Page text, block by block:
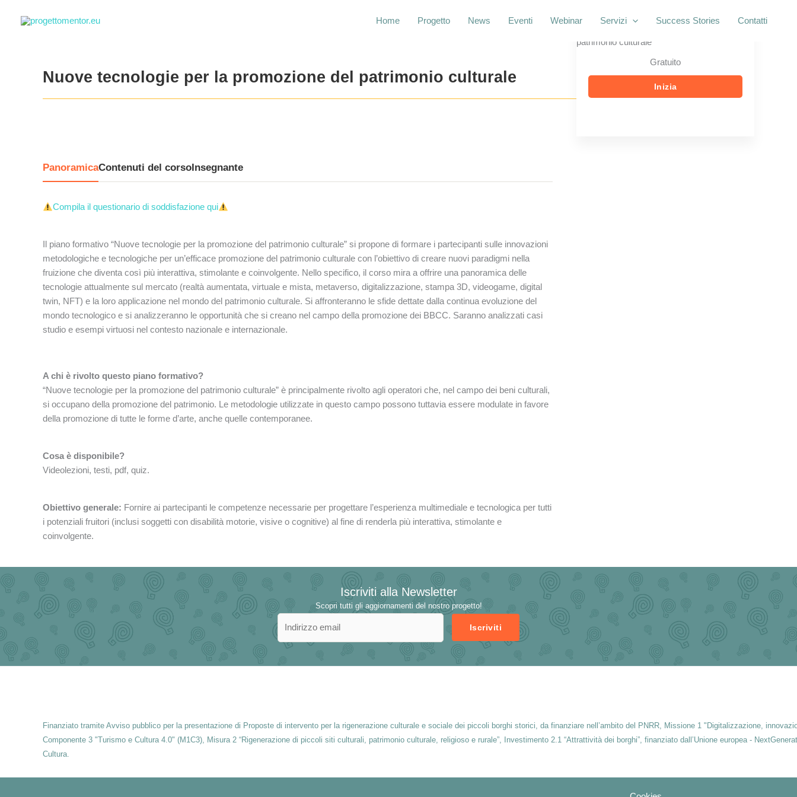
Home Progetto News Eventi Webinar Servizi Success Stories Contatti
Nuove tecnologie per la promozione del patrimonio culturale
PanoramicaContenuti del corsoInsegnante
Compila il questionario di soddisfazione qui
Il piano formativo “Nuove tecnologie per la promozione del patrimonio culturale” si propone di formare i partecipanti sulle innovazioni
metodologiche e tecnologiche per un’efficace promozione del patrimonio culturale con l’obiettivo di creare nuovi paradigmi nella
fruizione che diventa così più interattiva, stimolante e coinvolgente. Nello specifico, il corso mira a offrire una panoramica delle
tecnologie attualmente sul mercato (realtà aumentata, virtuale e mista, metaverso, digitalizzazione, stampa 3D, videogame, digital
twin, NFT) e la loro applicazione nel mondo del patrimonio culturale. Si affronteranno le sfide dettate dalla continua evoluzione del
mondo tecnologico e si analizzeranno le opportunità che si creano nel campo della promozione dei BBCC. Saranno analizzati casi
studio e esempi virtuosi nel contesto nazionale e internazionale.
A chi è rivolto questo piano formativo?
“Nuove tecnologie per la promozione del patrimonio culturale” è principalmente rivolto agli operatori che, nel campo dei beni culturali,
si occupano della promozione del patrimonio. Le metodologie utilizzate in questo campo possono tuttavia essere modulate in favore
della promozione di tutte le forme d’arte, anche quelle contemporanee.
Cosa è disponibile?
Videolezioni, testi, pdf, quiz.
Obiettivo generale: Fornire ai partecipanti le competenze necessarie per progettare l’esperienza multimediale e tecnologica per tutti
i potenziali fruitori (inclusi soggetti con disabilità motorie, visive o cognitive) al fine di renderla più interattiva, stimolante e
coinvolgente.
Gratuito
Inizia
Iscriviti alla Newsletter
Scopri tutti gli aggiornamenti del nostro progetto!
Finanziato tramite Avviso pubblico per la presentazione di Proposte di intervento per la rigenerazione culturale e sociale dei piccoli borghi storici, da finanziare nell’ambito del PNRR, Missione 1 "Digitalizzazione,
Componente 3 "Turismo e Cultura 4.0" (M1C3), Misura 2 “Rigenerazione di piccoli siti culturali, patrimonio culturale, religioso e rurale”, Investimento 2.1 “Attrattività dei borghi”, finanziato dall’Unione europea -
Cultura.